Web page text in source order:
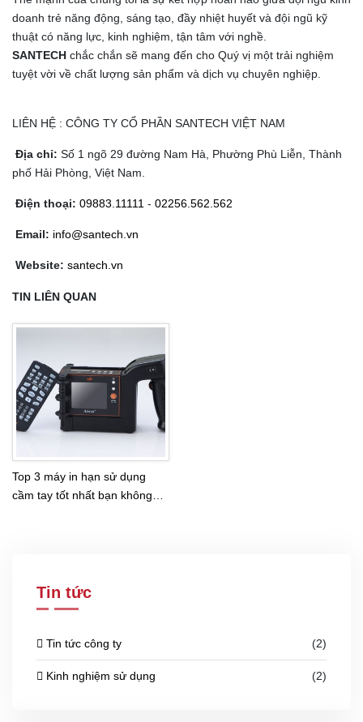
doanh trẻ năng động, sáng tạo, đầy nhiệt huyết và đội ngũ kỹ
thuật có năng lực, kinh nghiệm, tận tâm với nghề.
SANTECH chắc chắn sẽ mang đến cho Quý vị một trải nghiệm
tuyệt vời về chất lượng sản phẩm và dịch vụ chuyên nghiệp.
LIÊN HỆ : CÔNG TY CỔ PHẦN SANTECH VIỆT NAM
Địa chỉ: Số 1 ngõ 29 đường Nam Hà, Phường Phù Liễn, Thành
phố Hải Phòng, Việt Nam.
Điện thoại: 09883.11111 - 02256.562.562
Email: info@santech.vn
Website: santech.vn
TIN LIÊN QUAN
Top 3 máy in hạn sử dụng
cầm tay tốt nhất bạn không
Tin tức
Tin tức công ty (2)
Kinh nghiệm sử dụng (2)